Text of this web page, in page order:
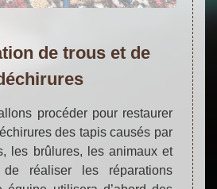
de trous et de
procéder pour restaurer
des tapis causés par
les brûlures, les animaux et
réaliser les réparations